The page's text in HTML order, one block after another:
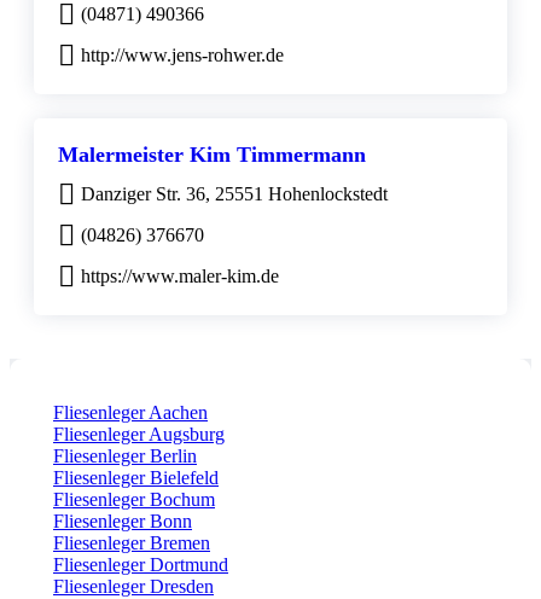
(04871) 490366
http://www.jens-rohwer.de
Malermeister Kim Timmermann
Danziger Str. 36, 25551 Hohenlockstedt
(04826) 376670
https://www.maler-kim.de
Fliesenleger Aachen
Fliesenleger Augsburg
Fliesenleger Berlin
Fliesenleger Bielefeld
Fliesenleger Bochum
Fliesenleger Bonn
Fliesenleger Bremen
Fliesenleger Dortmund
Fliesenleger Dresden